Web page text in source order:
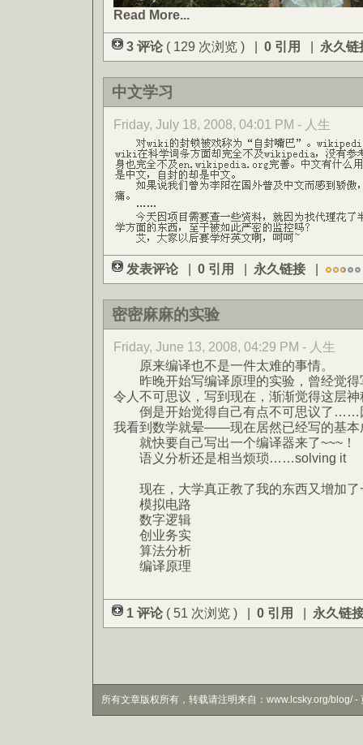
Read More...
3 评论 ( 129 次浏览 ) | 0 引用 | 永久链
中文学习
Friday, July 18, 2008, 04:01 PM - 人生
发表评论 | 0 引用 | 永久链接 |
密密麻麻的实验
Friday, June 13, 2008, 04:29 PM - 人生
原来编译也不是一件太难的事情。
昨晚开始写编译原理的实验，曾经觉得
令人不可思议，写到现在，渐渐觉得这层
倒是开始觉得自己有点不可思议了……
我看到数学就晕——现在居然已经写的基本
就快要自己写出一个编译器来了~~~！
语义分析还是相当烦琐……solving it
现在，大学真正教了我的东西又增加了
模拟电路
数字逻辑
创业务实
算法分析
编译原理
1 评论 ( 51 次浏览 ) | 0 引用 | 永久链
所有文章版权所有，转载请注明来自：www.lcsky.org/blog/